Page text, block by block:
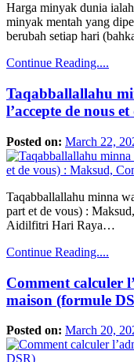
Harga minyak dunia
minyak mentah yang
berubah setiap hari
Continue Reading....
Taqabballallahu
l’accepte de nous
Posted on: March 22,
Taqabballallahu minna
part et de vous) :
Aidilfitri Hari Raya…
Continue Reading....
Comment calculer
maison (formule
Posted on: March 20,